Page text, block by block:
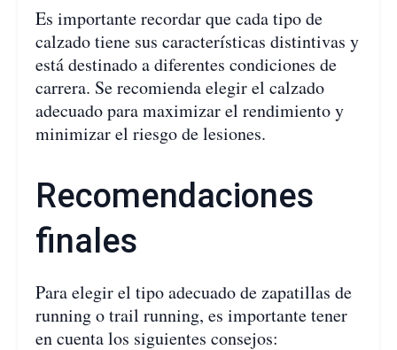
Es importante recordar que cada tipo de
calzado tiene sus características distintivas y
está destinado a diferentes condiciones de
carrera. Se recomienda elegir el calzado
adecuado para maximizar el rendimiento y
minimizar el riesgo de lesiones.
Recomendaciones
finales
Para elegir el tipo adecuado de zapatillas de
running o trail running, es importante tener
en cuenta los siguientes consejos: